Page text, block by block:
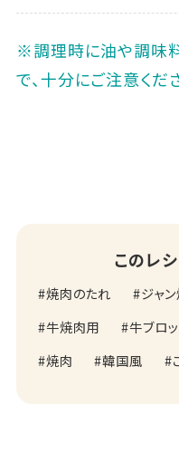
※調理時に油や調味
で、十分にご注意くだ
このレ
焼肉のたれ
ジャ
牛焼肉用
牛ブロ
焼肉
韓国風